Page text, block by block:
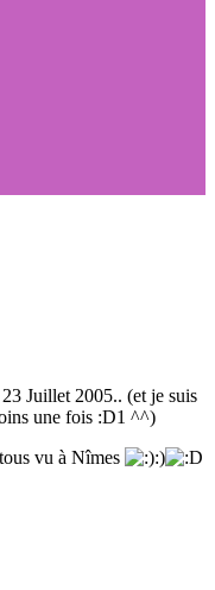
Juillet 2005.. (et je suis
une fois :D1 ^^)
vu à Nîmes
:)